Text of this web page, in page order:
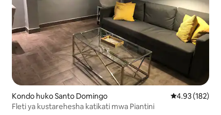
Kondo huko Santo Domingo Ukadiriaji wa
4.93 (182)
Fleti ya kustarehesha katikati mwa Piantini